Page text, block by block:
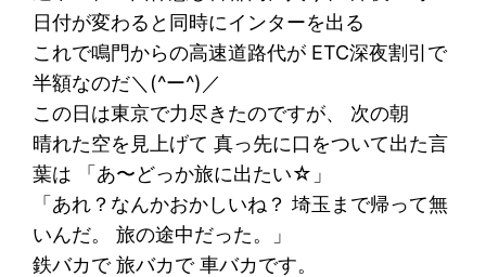
日付が変わると同時にインターを出る
これで鳴門からの高速道路代が ETC深夜割引で
半額なのだ＼(^ー^)／
この日は東京で力尽きたのですが、 次の朝
晴れた空を見上げて 真っ先に口をついて出た言
葉は 「あ〜どっか旅に出たい☆」
「あれ？なんかおかしいね？ 埼玉まで帰って無
いんだ。 旅の途中だった。」
鉄バカで 旅バカで 車バカです。